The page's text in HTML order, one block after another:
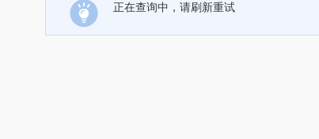
正在查询中，请刷新重试